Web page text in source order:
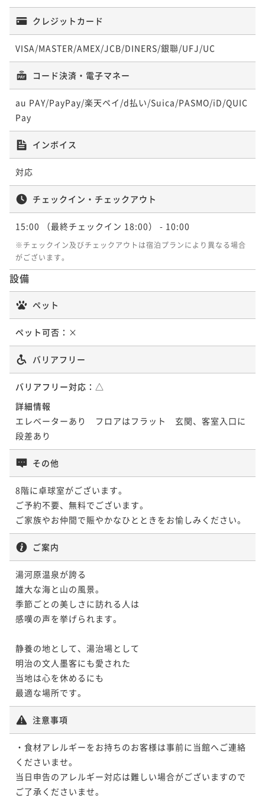
クレジットカード
VISA/MASTER/AMEX/JCB/DINERS/銀聯/UFJ/UC
コード決済・電子マネー
au PAY/PayPay/楽天ペイ/d払い/Suica/PASMO/iD/QUIC
Pay
インボイス
対応
チェックイン・チェックアウト
15:00 （最終チェックイン 18:00） - 10:00
※チェックイン及びチェックアウトは宿泊プランにより異なる場合
がございます。
設備
ペット
ペット可否： ×
バリアフリー
バリアフリー対応： △
詳細情報
エレベーターあり　フロアはフラット　玄関、客室入口に
その他
8階に卓球室がございます。
ご予約不要、無料でございます。
ご家族やお仲間で賑やかなひとときをお愉しみください。
ご案内
湯河原温泉が誇る
雄大な海と山の風景。
季節ごとの美しさに訪れる人は
感嘆の声を挙げられます。
静養の地として、湯治場として
明治の文人墨客にも愛された
当地は心を休めるにも
最適な場所です。
注意事項
・食材アレルギーをお持ちのお客様は事前に当館へご連絡
くださいませ。
当日申告のアレルギー対応は難しい場合がございますので
ご了承くださいませ。